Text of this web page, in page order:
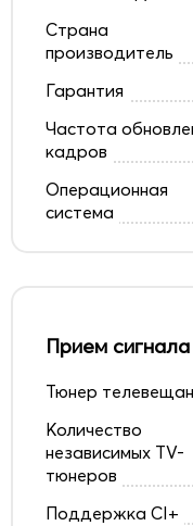
Страна
производитель
Гарантия
Частота
кадров
Операционная
система
Прием сигнала
Тюнер
Количество
независимых TV-
тюнеров
Поддержка CI+